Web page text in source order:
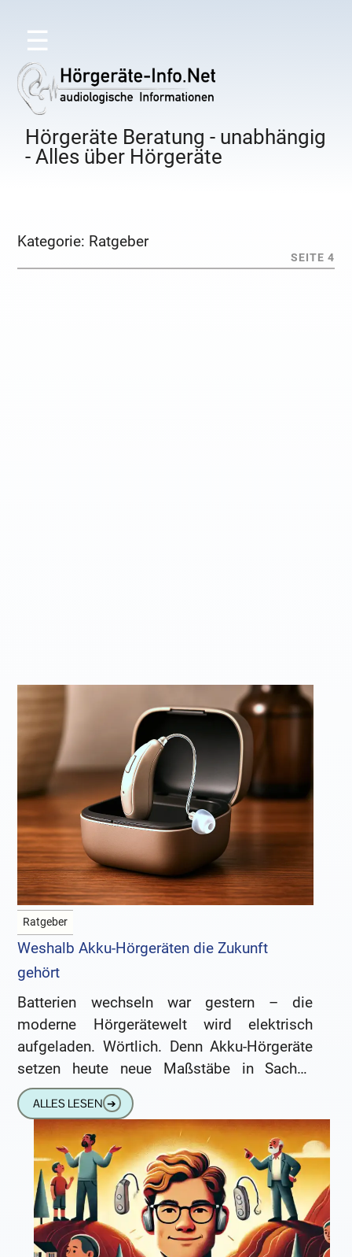
☰
Hörgeräte Beratung - unabhängig
- Alles über Hörgeräte
Kategorie: Ratgeber
SEITE 4
Ratgeber
Weshalb Akku-Hörgeräten die Zukunft
gehört
Batterien wechseln war gestern – die
moderne Hörgerätewelt wird elektrisch
aufgeladen. Wörtlich. Denn Akku-Hörgeräte
setzen heute neue Maßstäbe in Sachen
Komfort, Leistung und Nachhaltigkeit. Sie
sparen Zeit, Nerven und ganz
ALLES LESEN ➔